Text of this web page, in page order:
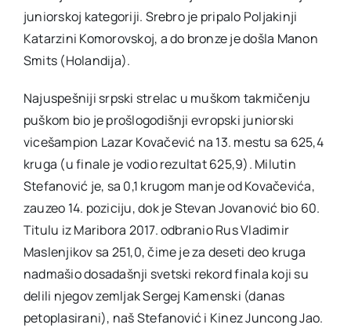
juniorskoj kategoriji. Srebro je pripalo Poljakinji
Katarzini Komorovskoj, a do bronze je došla Manon
Smits (Holandija).
Najuspešniji srpski strelac u muškom takmičenju
puškom bio je prošlogodišnji evropski juniorski
vicešampion Lazar Kovačević na 13. mestu sa 625,4
kruga (u finale je vodio rezultat 625,9). Milutin
Stefanović je, sa 0,1 krugom manje od Kovačevića,
zauzeo 14. poziciju, dok je Stevan Jovanović bio 60.
Titulu iz Maribora 2017. odbranio Rus Vladimir
Maslenjikov sa 251,0, čime je za deseti deo kruga
nadmašio dosadašnji svetski rekord finala koji su
delili njegov zemljak Sergej Kamenski (danas
petoplasirani), naš Stefanović i Kinez Juncong Jao.